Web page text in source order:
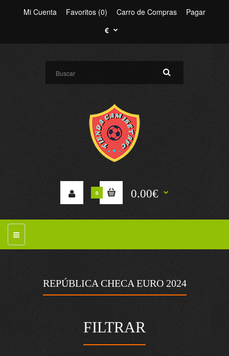
Mi Cuenta Favoritos (0) Carro de Compras
Pagar
€
0 0.00€
REPÚBLICA CHECA EURO 2024
FILTRAR